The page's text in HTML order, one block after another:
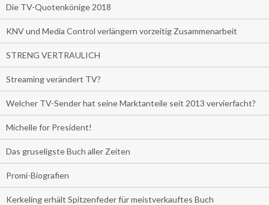
Die TV-Quotenkönige 2018
KNV und Media Control verlängern vorzeitig Zusammenarbeit
STRENG VERTRAULICH
Streaming verändert TV?
Welcher TV-Sender hat seine Marktanteile seit 2013 vervierfacht?
Michelle for President!
Das gruseligste Buch aller Zeiten
Promi-Biografien
Kerkeling erhält Spitzenfeder für meistverkauftes Buch